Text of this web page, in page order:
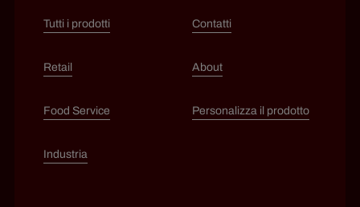
Tutti i prodotti
Retail
Food Service
Industria
Contatti
About
Personalizza il prodotto